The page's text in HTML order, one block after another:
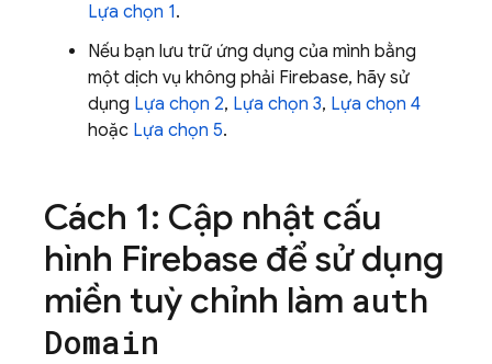
Lựa chọn 1.
Nếu bạn lưu trữ ứng dụng của mình bằng
một dịch vụ không phải Firebase, hãy sử
dụng Lựa chọn 2, Lựa chọn 3, Lựa chọn 4
hoặc Lựa chọn 5.
Cách 1: Cập nhật cấu
hình Firebase để sử dụng
miền tuỳ chỉnh làm auth
Domain